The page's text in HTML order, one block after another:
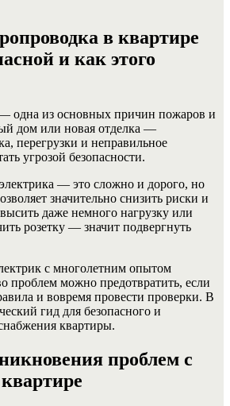
в квартире
и как этого
одна из основных причин пожаров и
дом или новая отделка —
перегрузки и неправильное
угрозой безопасности.
— это сложно и дорого, но
значительно снизить риски и
даже немного нагрузку или
розетку — значит подвергнуть
с многолетним опытом
проблем можно предотвратить, если
и вовремя провести проверки. В
гид для безопасного и
квартиры.
проблем с